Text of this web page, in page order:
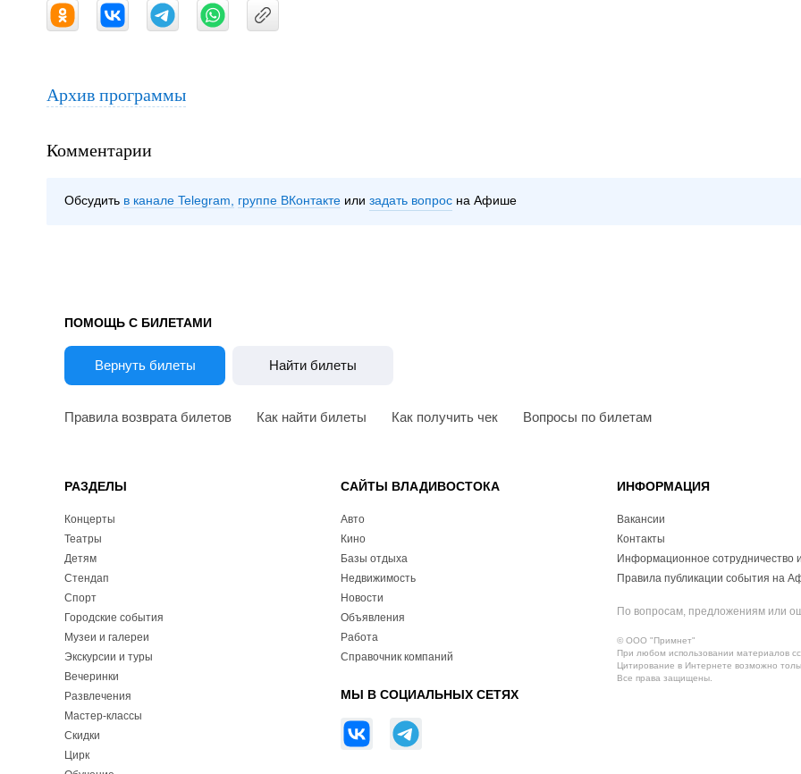
Архив программы
Комментарии
Обсудить в канале Telegram группе ВКонтакте задать вопрос на Афише
ПОМОЩЬ С БИЛЕТАМИ
Вернуть билеты Найти билеты
Правила возврата билетов Как найти билеты Как получить чек Вопросы по билетам
РАЗДЕЛЫ
Концерты
Театры
Детям
Стендап
Спорт
Городские события
Музеи и галереи
Экскурсии и туры
Вечеринки
Развлечения
Мастер-классы
Скидки
Цирк
САЙТЫ ВЛАДИВОСТОКА
Авто
Кино
Базы отдыха
Недвижимость
Новости
Объявления
Работа
Справочник компаний
МЫ В СОЦИАЛЬНЫХ СЕТЯХ
ИНФОРМАЦИЯ
Вакансии
Контакты
Информационное
Правила публикации события на
По вопросам, предложениям или
© ООО "Примнет"
При любом использовании материалов
Цитирование в Интернете возможно
Все права защищены.